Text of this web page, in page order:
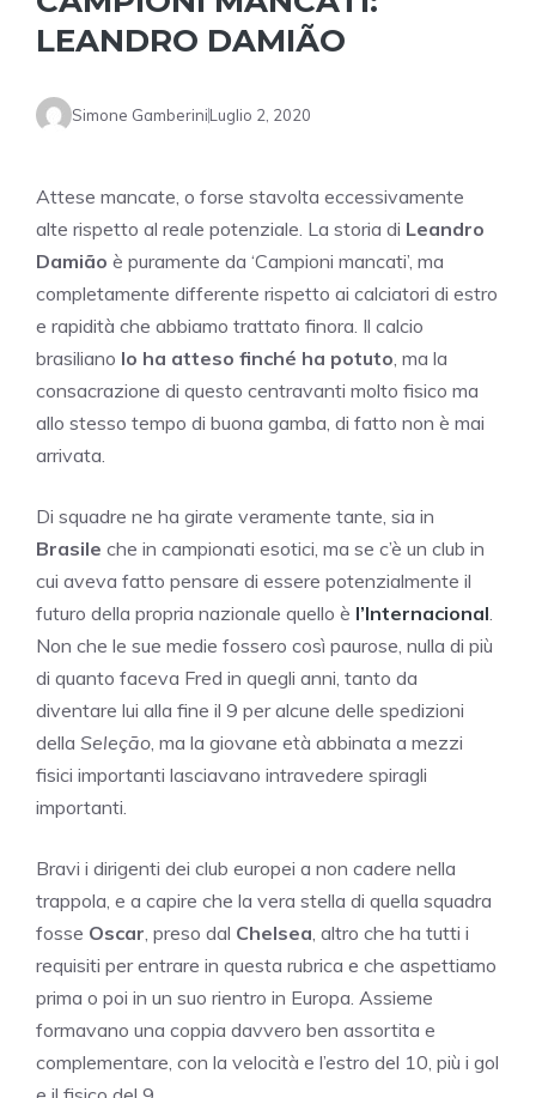
LEANDRO DAMIÃO
Simone GamberiniLuglio 2, 2020
Attese mancate, o forse stavolta eccessivamente
alte rispetto al reale potenziale. La storia di Leandro
Damião è puramente da ‘Campioni mancati’, ma
completamente differente rispetto ai calciatori di estro
e rapidità che abbiamo trattato finora. Il calcio
brasiliano lo ha atteso finché ha potuto, ma la
consacrazione di questo centravanti molto fisico ma
allo stesso tempo di buona gamba, di fatto non è mai
arrivata.
Di squadre ne ha girate veramente tante, sia in
Brasile che in campionati esotici, ma se c’è un club in
cui aveva fatto pensare di essere potenzialmente il
futuro della propria nazionale quello è l’Internacional.
Non che le sue medie fossero così paurose, nulla di più
di quanto faceva Fred in quegli anni, tanto da
diventare lui alla fine il 9 per alcune delle spedizioni
della Seleção, ma la giovane età abbinata a mezzi
fisici importanti lasciavano intravedere spiragli
importanti.
Bravi i dirigenti dei club europei a non cadere nella
trappola, e a capire che la vera stella di quella squadra
fosse Oscar, preso dal Chelsea, altro che ha tutti i
requisiti per entrare in questa rubrica e che aspettiamo
prima o poi in un suo rientro in Europa. Assieme
formavano una coppia davvero ben assortita e
complementare, con la velocità e l’estro del 10, più i gol